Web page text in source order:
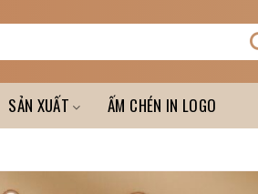
SẢN XUẤT ẤM CHÉN IN LOGO